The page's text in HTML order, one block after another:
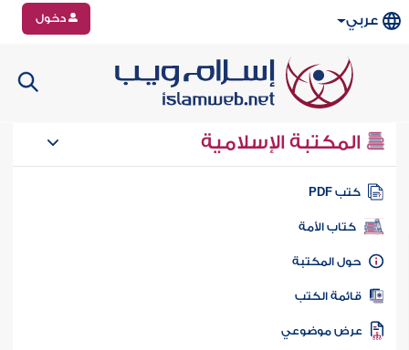
عربي دخول
المكتبة الإسلامية
كتب PDF
كتاب الأمة
المكتبة
الكتب